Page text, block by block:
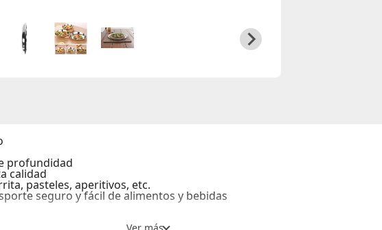
profundidad
calidad
pasteles, aperitivos, etc.
seguro y fácil de alimentos y bebidas